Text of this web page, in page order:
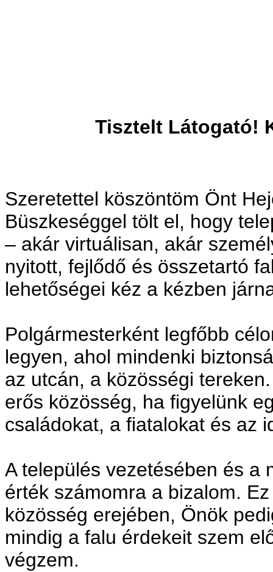
Tisztelt Látogató!
Szeretettel köszöntöm Önt
Büszkeséggel tölt el, hogy
– akár virtuálisan, akár
nyitott, fejlődő és összetartó
lehetőségei kéz a kézben
Polgármesterként legfőbb
legyen, ahol mindenki
az utcán, a közösségi
erős közösség, ha figyelünk
családokat, a fiatalokat és az
A település vezetésében és a
érték számomra a bizalom.
közösség erejében, Önök
mindig a falu érdekeit szem
végzem.